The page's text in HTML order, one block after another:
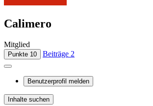
Calimero
Mitglied
Punkte 10 Beiträge 2
Benutzerprofil melden
Inhalte suchen